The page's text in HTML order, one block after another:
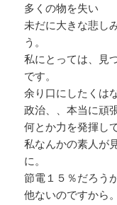
多くの物を失い
未だに大きな悲し
う。
私にとっては、見
です。
余り口にしたくは
政治、、本当に頑
何とか力を発揮し
私なんかの素人が
に。
節電１５％だろう
他ないのですから。